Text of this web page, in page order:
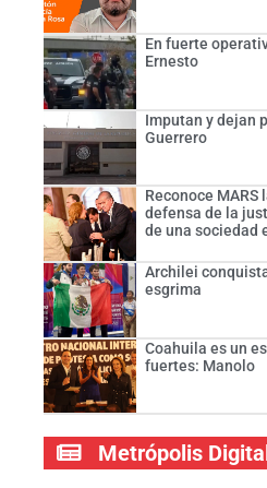
En fuerte
Ernesto
Imputan y dejan
Guerrero
Reconoce MARS
defensa de la
de una sociedad
Archilei
esgrima
Coahuila es un
fuertes: Manolo
Metrópolis